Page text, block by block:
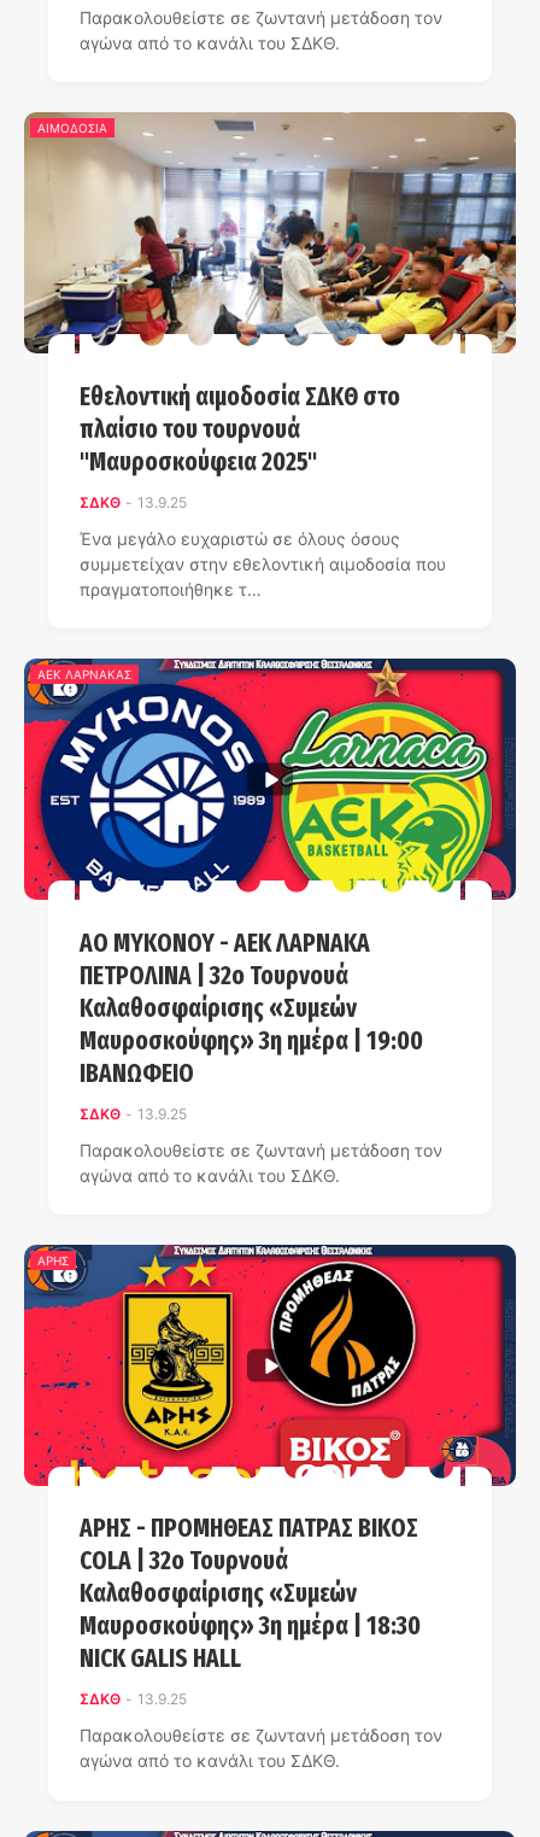
Παρακολουθείστε σε ζωντανή μετάδοση τον
αγώνα από το κανάλι του ΣΔΚΘ.
ΑΙΜΟΔΟΣΙΑ
Εθελοντική αιμοδοσία ΣΔΚΘ στο
πλαίσιο του τουρνουά
"Μαυροσκούφεια 2025"
ΣΔΚΘ - 13.9.25
Ένα μεγάλο ευχαριστώ σε όλους όσους
συμμετείχαν στην εθελοντική αιμοδοσία που
πραγματοποιήθηκε τ…
ΑΕΚ ΛΑΡΝΑΚΑΣ
AO MYKONOY - ΑΕΚ ΛΑΡΝΑΚΑ
ΠΕΤΡΟΛΙΝΑ | 32ο Τουρνουά
Καλαθοσφαίρισης «Συμεών
Μαυροσκούφης» 3η ημέρα | 19:00
ΙΒΑΝΩΦΕΙΟ
ΣΔΚΘ - 13.9.25
Παρακολουθείστε σε ζωντανή μετάδοση τον
αγώνα από το κανάλι του ΣΔΚΘ.
ΑΡΗΣ
ΑΡΗΣ - ΠΡΟΜΗΘΕΑΣ ΠΑΤΡΑΣ ΒΙΚΟΣ
COLA | 32ο Τουρνουά
Καλαθοσφαίρισης «Συμεών
Μαυροσκούφης» 3η ημέρα | 18:30
NICK GALIS HALL
ΣΔΚΘ - 13.9.25
Παρακολουθείστε σε ζωντανή μετάδοση τον
αγώνα από το κανάλι του ΣΔΚΘ.